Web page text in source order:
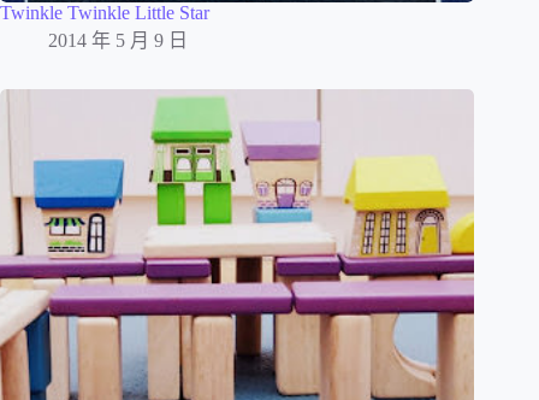
Twinkle Twinkle Little Star
2014 年 5 月 9 日